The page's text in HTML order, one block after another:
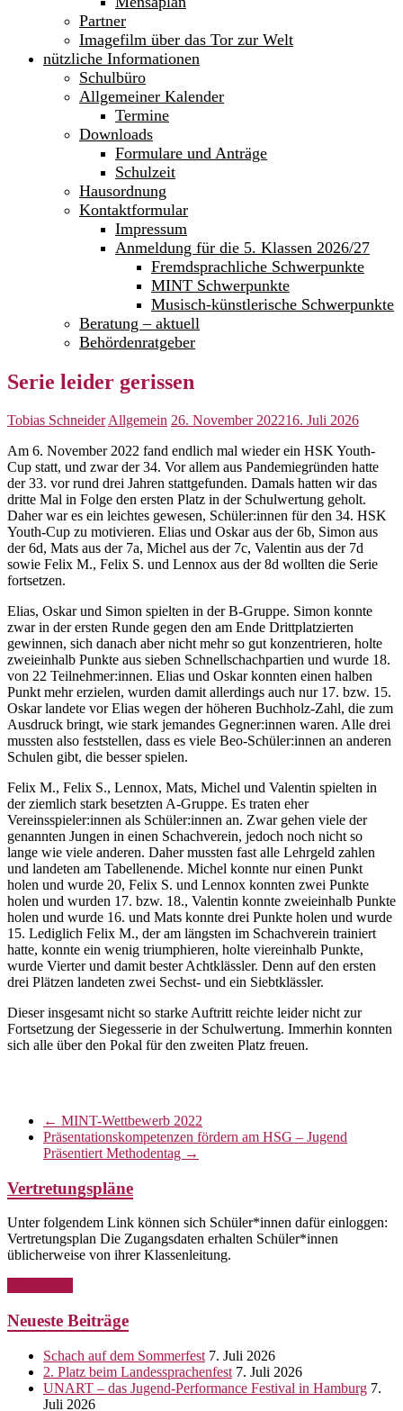
Partner
Imagefilm über das Tor zur Welt
nützliche Informationen
Schulbüro
Allgemeiner Kalender
Termine
Downloads
Formulare und Anträge
Schulzeit
Hausordnung
Kontaktformular
Impressum
Anmeldung für die 5. Klassen 2026/27
Fremdsprachliche Schwerpunkte
MINT Schwerpunkte
Musisch-künstlerische Schwerpunkte
Beratung – aktuell
Behördenratgeber
Serie leider gerissen
Tobias Schneider Allgemein 26. November 202216. Juli 2026
Am 6. November 2022 fand endlich mal wieder ein HSK Youth-
Cup statt, und zwar der 34. Vor allem aus Pandemiegründen hatte
der 33. vor rund drei Jahren stattgefunden. Damals hatten wir das
dritte Mal in Folge den ersten Platz in der Schulwertung geholt.
Daher war es ein leichtes gewesen, Schüler:innen für den 34. HSK
Youth-Cup zu motivieren. Elias und Oskar aus der 6b, Simon aus
der 6d, Mats aus der 7a, Michel aus der 7c, Valentin aus der 7d
sowie Felix M., Felix S. und Lennox aus der 8d wollten die Serie
fortsetzen.
Elias, Oskar und Simon spielten in der B-Gruppe. Simon konnte
zwar in der ersten Runde gegen den am Ende Drittplatzierten
gewinnen, sich danach aber nicht mehr so gut konzentrieren, holte
zweieinhalb Punkte aus sieben Schnellschachpartien und wurde 18.
von 22 Teilnehmer:innen. Elias und Oskar konnten einen halben
Punkt mehr erzielen, wurden damit allerdings auch nur 17. bzw. 15.
Oskar landete vor Elias wegen der höheren Buchholz-Zahl, die zum
Ausdruck bringt, wie stark jemandes Gegner:innen waren. Alle drei
mussten also feststellen, dass es viele Beo-Schüler:innen an anderen
Schulen gibt, die besser spielen.
Felix M., Felix S., Lennox, Mats, Michel und Valentin spielten in
der ziemlich stark besetzten A-Gruppe. Es traten eher
Vereinsspieler:innen als Schüler:innen an. Zwar gehen viele der
genannten Jungen in einen Schachverein, jedoch noch nicht so
lange wie viele anderen. Daher mussten fast alle Lehrgeld zahlen
und landeten am Tabellenende. Michel konnte nur einen Punkt
holen und wurde 20, Felix S. und Lennox konnten zwei Punkte
holen und wurden 17. bzw. 18., Valentin konnte zweieinhalb Punkte
holen und wurde 16. und Mats konnte drei Punkte holen und wurde
15. Lediglich Felix M., der am längsten im Schachverein trainiert
hatte, konnte ein wenig triumphieren, holte viereinhalb Punkte,
wurde Vierter und damit bester Achtklässler. Denn auf den ersten
drei Plätzen landeten zwei Sechst- und ein Siebtklässler.
Dieser insgesamt nicht so starke Auftritt reichte leider nicht zur
Fortsetzung der Siegesserie in der Schulwertung. Immerhin konnten
sich alle über den Pokal für den zweiten Platz freuen.
← MINT-Wettbewerb 2022
Präsentationskompetenzen fördern am HSG – Jugend
Präsentiert Methodentag →
Vertretungspläne
Unter folgendem Link können sich Schüler*innen dafür einloggen:
Vertretungsplan Die Zugangsdaten erhalten Schüler*innen
üblicherweise von ihrer Klassenleitung.
Neueste Beiträge
Schach auf dem Sommerfest 7. Juli 2026
2. Platz beim Landessprachenfest 7. Juli 2026
UNART – das Jugend-Performance Festival in Hamburg 7.
Juli 2026